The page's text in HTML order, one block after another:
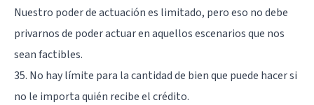
Nuestro poder de actuación es limitado, pero eso no debe
privarnos de poder actuar en aquellos escenarios que nos
sean factibles.
35. No hay límite para la cantidad de bien que puede hacer si
no le importa quién recibe el crédito.